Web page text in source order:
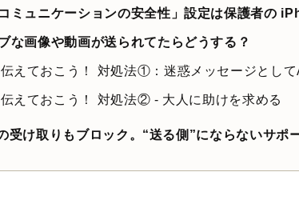
ミュニケーションの安全性」設定は保護者の
な画像や動画が送られてたらどうする？
えておこう！ 対処法①：迷惑メッセージとし
えておこう！ 対処法② - 大人に助けを求める
受け取りもブロック。“送る側”にならないサポ